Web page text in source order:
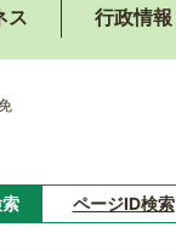
ス 行政情報
ページID検索